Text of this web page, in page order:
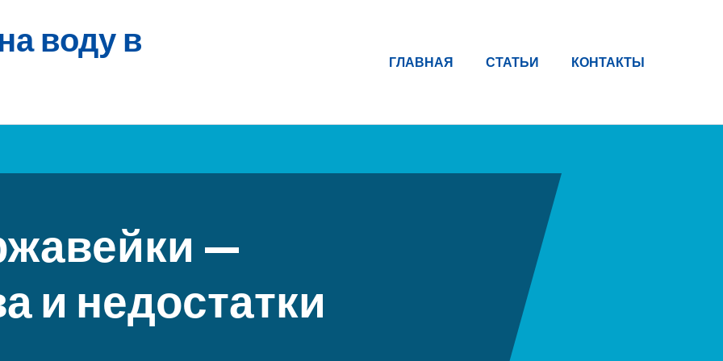
воду в
ГЛАВНАЯ СТАТЬИ КОНТАКТЫ
—
и недостатки